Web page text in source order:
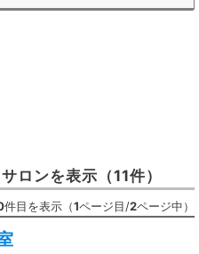
ロンを表示 （11件）
件目を表示（1ページ目/2ページ中）